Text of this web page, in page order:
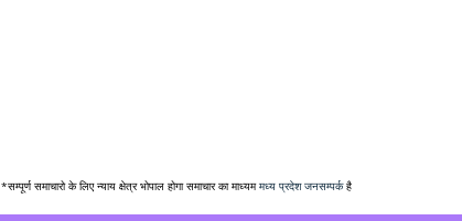
*सम्पूर्ण समाचारो के लिए न्याय क्षेत्र भोपाल होगा समाचार का माध्यममध्य प्रदेश जनसम्पर्कहै